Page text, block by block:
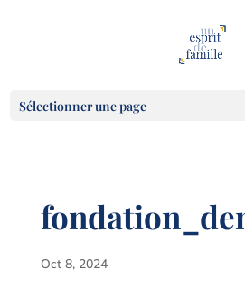
Sélectionner une page
Oct 8, 2024